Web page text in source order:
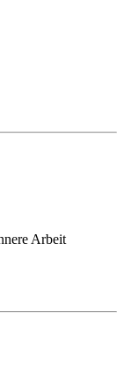
Arbeit